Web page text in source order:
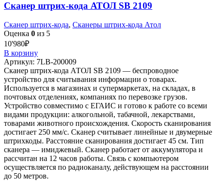
Сканер штрих-кода АТОЛ SB 2109
Сканер штрих-кода, Сканеры штрих-кода Атол
Оценка 0 из 5
10'980₽
В корзину
Артикул: 7LB-200009
Сканер штрих-кода АТОЛ SB 2109 — беспроводное
устройство для считывания информации о товарах.
Используется в магазинах и супермаркетах, на складах, в
почтовых отделениях, компаниях по перевозке грузов.
Устройство совместимо с ЕГАИС и готово к работе со всеми
видами продукции: алкогольной, табачной, лекарствами,
товарами животного происхождения. Скорость сканирования
достигает 250 мм/с. Сканер считывает линейные и двумерные
штрихкоды. Расстояние сканирования достигает 45 см. Тип
сканера — имиджевый. Сканер работает от аккумулятора и
рассчитан на 12 часов работы. Связь с компьютером
осуществляется по радиоканалу, действующем на расстоянии
до 50 метров.